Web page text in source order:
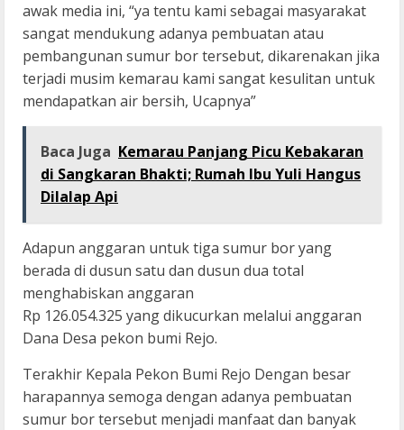
awak media ini, “ya tentu kami sebagai masyarakat
sangat mendukung adanya pembuatan atau
pembangunan sumur bor tersebut, dikarenakan jika
terjadi musim kemarau kami sangat kesulitan untuk
mendapatkan air bersih, Ucapnya”
Baca Juga Kemarau Panjang Picu Kebakaran
di Sangkaran Bhakti; Rumah Ibu Yuli Hangus
Dilalap Api
Adapun anggaran untuk tiga sumur bor yang
berada di dusun satu dan dusun dua total
menghabiskan anggaran
Rp 126.054.325 yang dikucurkan melalui anggaran
Dana Desa pekon bumi Rejo.
Terakhir Kepala Pekon Bumi Rejo Dengan besar
harapannya semoga dengan adanya pembuatan
sumur bor tersebut menjadi manfaat dan banyak